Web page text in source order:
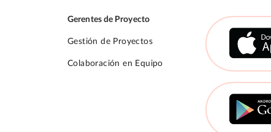
Gerentes de Proyecto
Gestión de Proyectos
Colaboración en Equipo